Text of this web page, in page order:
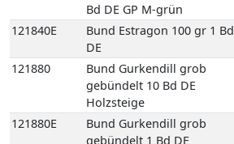
Bd DE GP M-grün
121840E
Bund Estragon 100 gr 1 Bd
DE
121880
Bund Gurkendill grob
gebündelt 10 Bd DE
Holzsteige
121880E
Bund Gurkendill grob
gebündelt 1 Bd DE